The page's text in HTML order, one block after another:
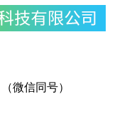
微信同号）
8614